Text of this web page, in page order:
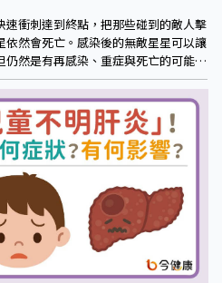
衝刺達到終點，把那些碰到的敵人擊
然會死亡。感染後的無敵星星可以讓
然是有再感染、重症與死亡的可能